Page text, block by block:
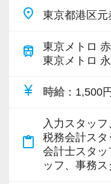
インターンから新
うくらい実践に近
年でしたが、だか
まだ入社１年目で
件を担当させても
現在は、税理士
し合える社風です
【各種社会保険完
社会保険等の一般
当も充実。
税務能力検定等の
る「合格手当」、
年（10万円）を
部下のマネジメン
す。
最初は自信が無く
す。
ちしています！
【こんな方を求め
・情熱を持って仕
そのため、スタッ
【こんな方に向い
・働きやすい環境
・仕事とプライベ
・AIやデジタルを
方
・風通しの良い
・新しい環境でキ
がるものは積極的
きました。
これからも進化を
を目指していきま
【時間に関する考
当事務所は、何
place 東京都港区元
train
東京メトロ
東京メトロ
currency_yen 時給 ：1,500
content_paste
入力スタッ
税務会計ス
会計士スタッ
ッフ、事務ス